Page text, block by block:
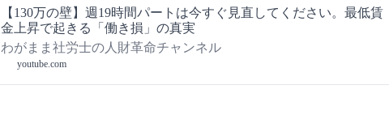
【130万の壁】週19時間パートは今すぐ見直してください。最低賃
金上昇で起きる「働き損」の真実
わがまま社労士の人財革命チャンネル
youtube.com